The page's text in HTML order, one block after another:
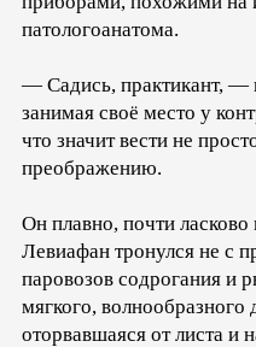
патологоанатома.
— Садись, практикант, —
занимая своё место у
что значит вести не
преображению.
Он плавно, почти ласково
Левиафан тронулся не с
паровозов содрогания и
мягкого, волнообразного
оторвавшаяся от листа и